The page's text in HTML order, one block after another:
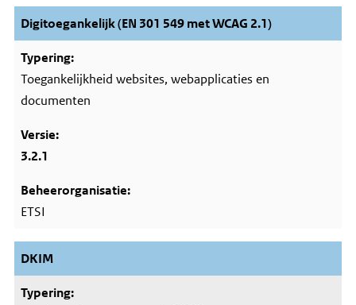
Digitoegankelijk (EN 301 549 met WCAG 2.1)
Toegankelijkheid websites, webapplicaties en
documenten
3.2.1
ETSI
DKIM